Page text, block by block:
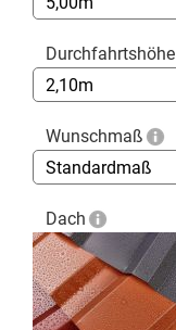
Durchfahrtshöhe
Wunschmaß
Dach